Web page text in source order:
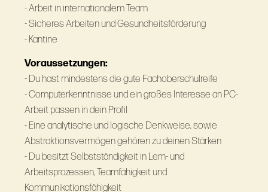
- Arbeit in internationalem Team
- Sicheres Arbeiten und Gesundheitsförderung
- Kantine
Voraussetzungen:
- Du hast mindestens die gute Fachoberschulreife
- Computerkenntnisse und ein großes Interesse an PC-
Arbeit passen in dein Profil
- Eine analytische und logische Denkweise, sowie
Abstraktionsvermögen gehören zu deinen Stärken
- Du besitzt Selbstständigkeit in Lern- und
Arbeitsprozessen, Teamfähigkeit und
Kommunikationsfähigkeit